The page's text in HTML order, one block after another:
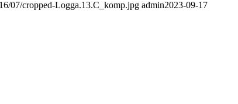
07/cropped-Logga.13.C_komp.jpg admin2023-09-17